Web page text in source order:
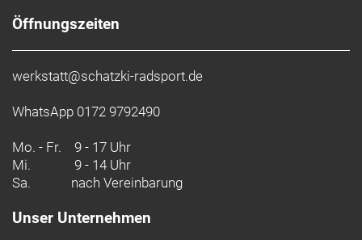
Öffnungszeiten
werkstatt@schatzki-radsport.de
WhatsApp 0172 9792490
Mo. - Fr. 9 - 17 Uhr
Mi.
9 - 14 Uhr
Sa.
nach Vereinbarung
Unser Unternehmen